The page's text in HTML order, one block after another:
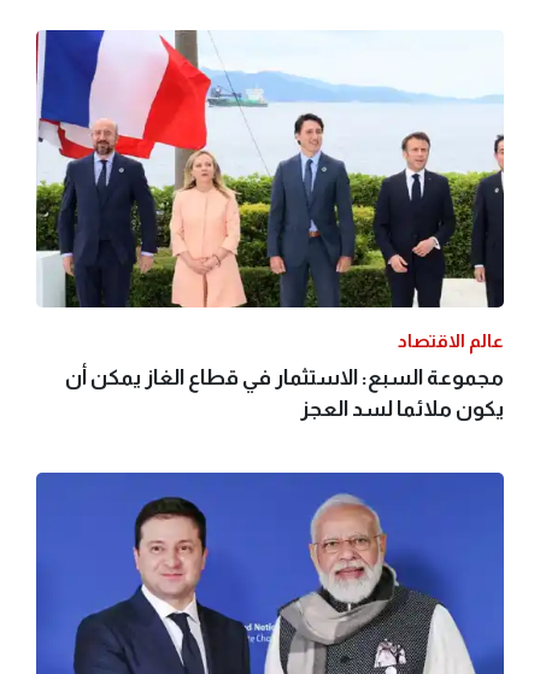
عالم الاقتصاد
مجموعة السبع: الاستثمار في قطاع الغاز يمكن أن
يكون ملائما لسد العجز